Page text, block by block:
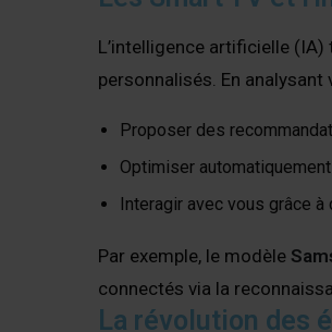
L’intelligence artificielle
personnalisés. En
Proposer des
Optimiser
Interagir avec vous grâce
Par exemple, le modèle
connectés via la
La révolution des